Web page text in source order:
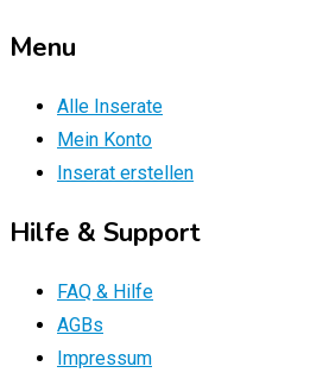
Menu
Alle Inserate
Mein Konto
Inserat erstellen
Hilfe & Support
FAQ & Hilfe
AGBs
Impressum